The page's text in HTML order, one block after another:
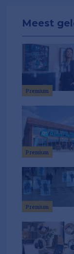
Meest
Premium
Premium
Premium